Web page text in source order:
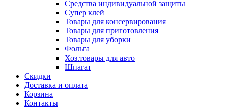
Средства индивидуальной защиты
Супер клей
Товары для консервирования
Товары для приготовления
Товары для уборки
Фольга
Хоз.товары для авто
Шпагат
Скидки
Доставка и оплата
Корзина
Контакты